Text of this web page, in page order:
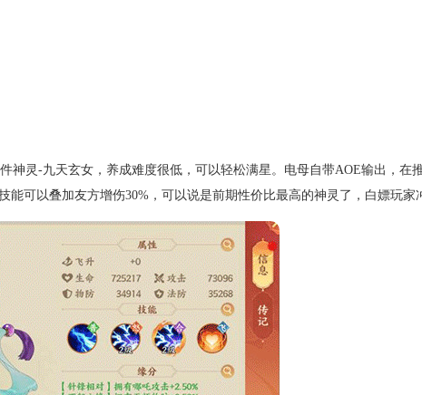
经营音乐游戏单机游戏战争策略
运动生活购物地图导航主题桌面
灵-九天玄女，养成难度很低，可以轻松满星。电母自带AOE输出，在
可以叠加友方增伤30%，可以说是前期性价比最高的神灵了，白嫖玩家